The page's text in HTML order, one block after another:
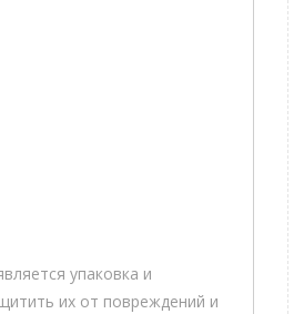
упаковка и
их от повреждений и